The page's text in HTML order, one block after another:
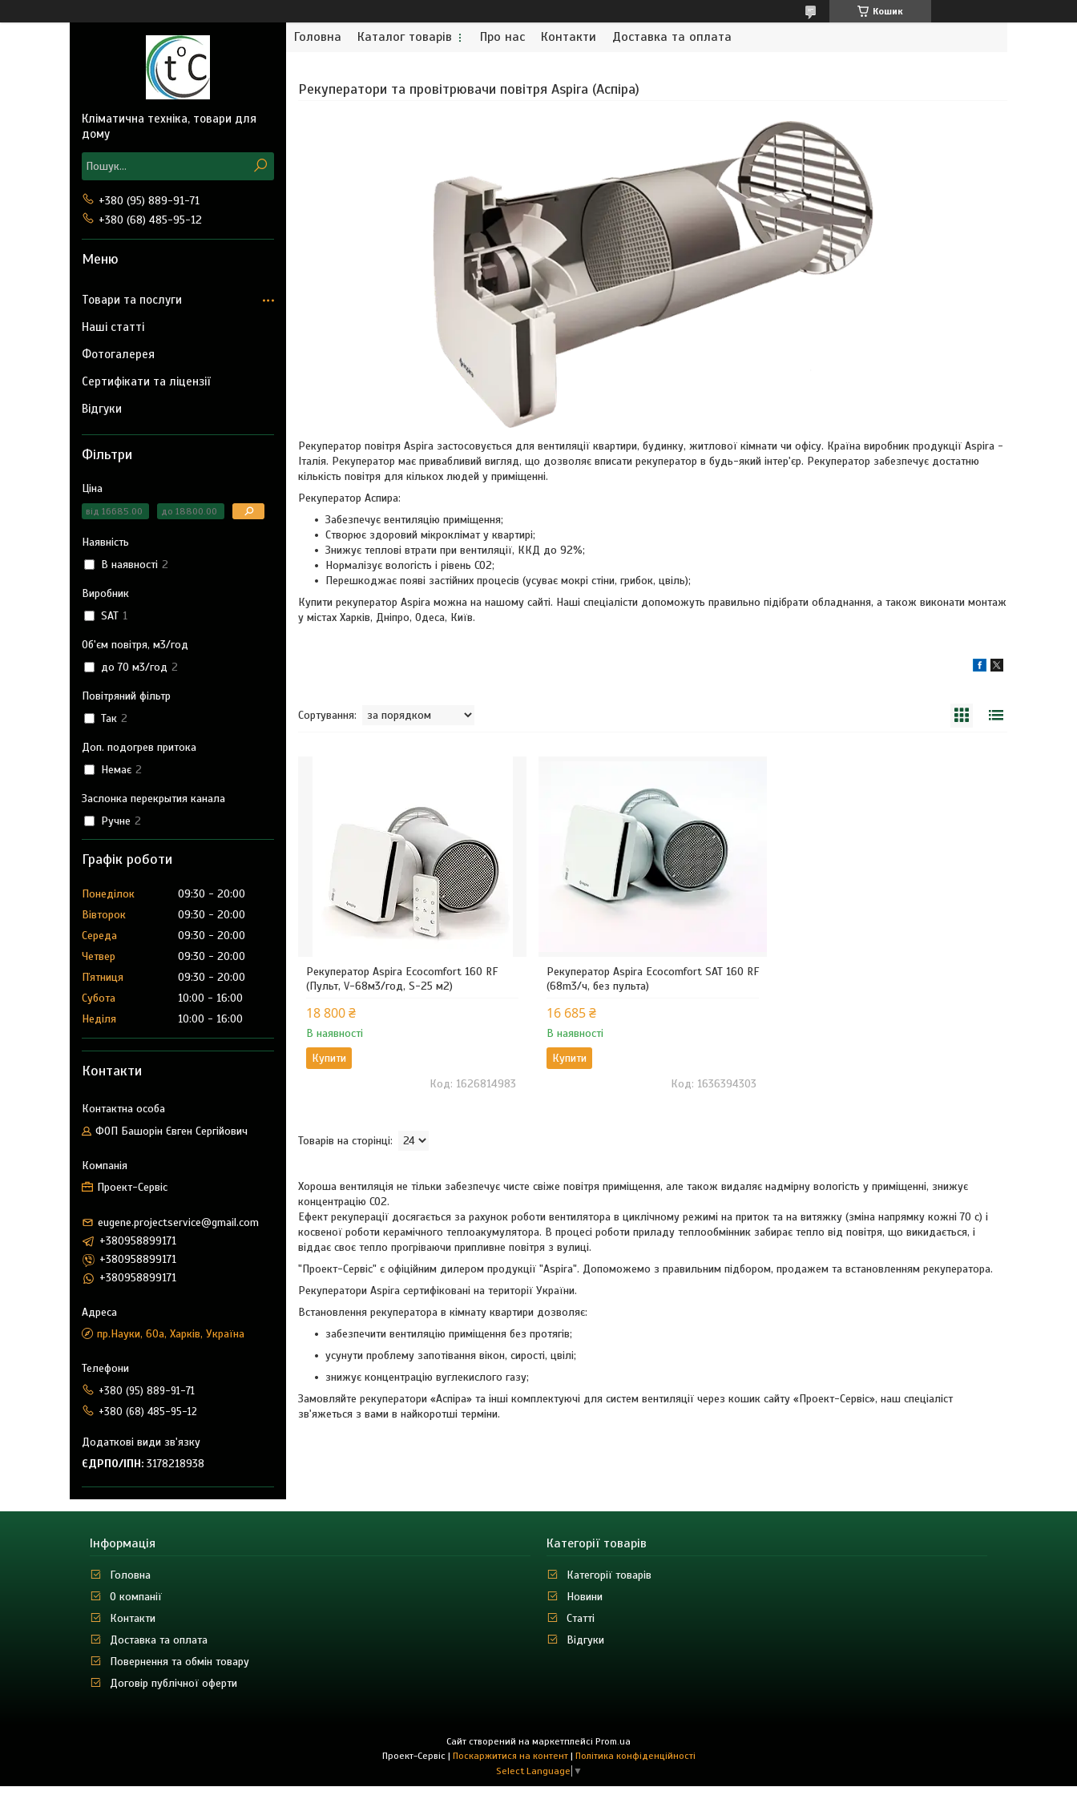
Кошик
Головна Каталог товарів Про нас Контакти Доставка та оплата
Рекуператори та провітрювачи повітря Aspira (Аспіра)
Рекуператор повітря Aspira застосовується для вентиляції квартири, будинку, житлової кімнати чи офісу. Країна виробник продукції Aspira -
Італія. Рекуператор має привабливий вигляд, що дозволяє вписати рекуператор в будь-який інтер'єр. Рекуператор забезпечує достатню
кількість повітря для кількох людей у приміщенні.
Рекуператор Аспира:
Забезпечує вентиляцію приміщення;
Створює здоровий мікроклімат у квартирі;
Знижує теплові втрати при вентиляції, ККД до 92%;
Нормалізує вологість і рівень CO2;
Перешкоджає появі застійних процесів (усуває мокрі стіни, грибок, цвіль);
Купити рекуператор Aspira можна на нашому сайті. Наші спеціалісти допоможуть правильно підібрати обладнання, а також виконати монтаж
у містах Харків, Дніпро, Одеса, Київ.
Рекуператор Aspira Ecocomfort 160 RF
(Пульт, V-68м3/год, S-25 м2)
18 800 ₴
В наявності
Купити
1626814983
Рекуператор Aspira Ecocomfort SAT 160 RF
(68m3/ч, без пульта)
16 685 ₴
В наявності
Купити
1636394303
Хороша вентиляція не тільки забезпечує чисте свіже повітря приміщення, але також видаляє надмірну вологість у приміщенні, знижує
концентрацію CO2.
Ефект рекуперації досягається за рахунок роботи вентилятора в циклічному режимі на приток та на витяжку (зміна напрямку кожні 70 с) і
косвеної роботи керамічного теплоакумулятора. В процесі роботи приладу теплообмінник забирає тепло від повітря, що викидається, і
віддає своє тепло прогріваючи припливне повітря з вулиці.
"Проект-Сервіс" є офіційним дилером продукції "Aspira". Допоможемо з правильним підбором, продажем та встановленням рекуператора.
Рекуператори Aspira сертифіковані на території України.
Встановлення рекуператора в кімнату квартири дозволяє:
забезпечити вентиляцію приміщення без протягів;
усунути проблему запотівання вікон, сирості, цвілі;
знижує концентрацію вуглекислого газу;
Замовляйте рекуператори «Аспіра» та інші комплектуючі для систем вентиляції через кошик сайту «Проект-Сервіс», наш спеціаліст
зв'яжеться з вами в найкоротші терміни.
Кліматична техніка, товари для
дому
+380 (95) 889-91-71
+380 (68) 485-95-12
Товари та послуги
Наші статті
Фотогалерея
Сертифікати та ліцензії
Відгуки
Фільтри
Ціна
Наявність
В наявності 2
Виробник
SAT 1
Об'єм повітря, м3/год
до 70 м3/год 2
Повітряний фільтр
Так 2
Доп. подогрев притока
Немає 2
Заслонка перекрытия канала
Ручне 2
Графік роботи
Понеділок 09:30
20:00
Вівторок
09:30
20:00
Середа
09:30
20:00
Четвер
09:30
20:00
Пʼятниця
09:30
20:00
Субота
10:00
16:00
Неділя
10:00 16:00
Контакти
ФОП Башорін Євген Сергійович
Проект-Сервіс
eugene.projectservice@gmail.com
+380958899171
+380958899171
+380958899171
пр.Науки, 60а, Харків, Україна
+380 (95) 889-91-71
+380 (68) 485-95-12
ЄДРПО/ІПН 3178218938
Інформація
Головна
О компанії
Контакти
Доставка та оплата
Повернення та обмін товару
Договір публічної оферти
Категорії товарів
Категорії товарів
Новини
Статті
Відгуки
Сайт створений на маркетплейсі Prom.ua
Проект-Сервіс | Поскаржитися на контент | Політика конфіденційності
Select Language ▼